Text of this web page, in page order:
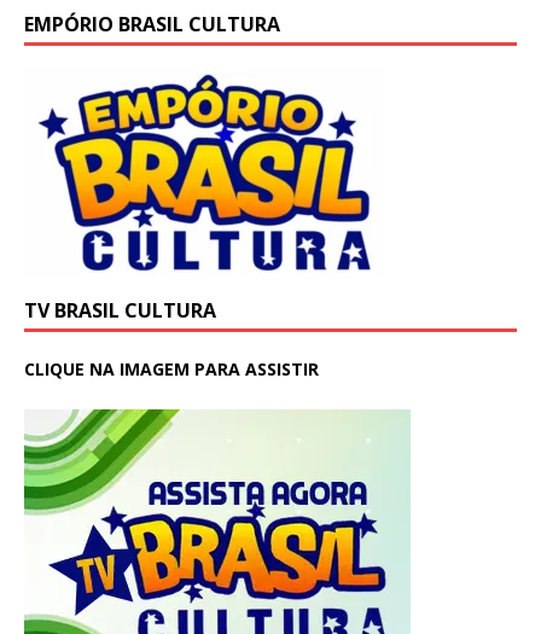
EMPÓRIO BRASIL CULTURA
TV BRASIL CULTURA
CLIQUE NA IMAGEM PARA ASSISTIR